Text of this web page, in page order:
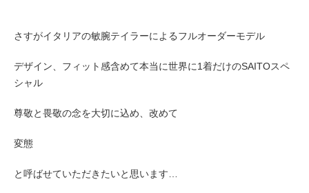
さすがイタリアの敏腕テイラーによるフルオーダーモデル
デザイン、フィット感含めて本当に世界に1着だけのSAITOスペ
シャル
尊敬と畏敬の念を大切に込め、改めて
変態
と呼ばせていただきたいと思います…